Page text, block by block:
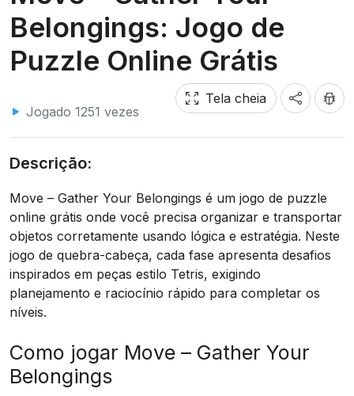
Belongings: Jogo de
Puzzle Online Grátis
Jogado 1251 vezes
Tela cheia
Descrição:
Move – Gather Your Belongings é um jogo de puzzle
online grátis onde você precisa organizar e transportar
objetos corretamente usando lógica e estratégia. Neste
jogo de quebra-cabeça, cada fase apresenta desafios
inspirados em peças estilo Tetris, exigindo
planejamento e raciocínio rápido para completar os
níveis.
Como jogar Move – Gather Your
Belongings